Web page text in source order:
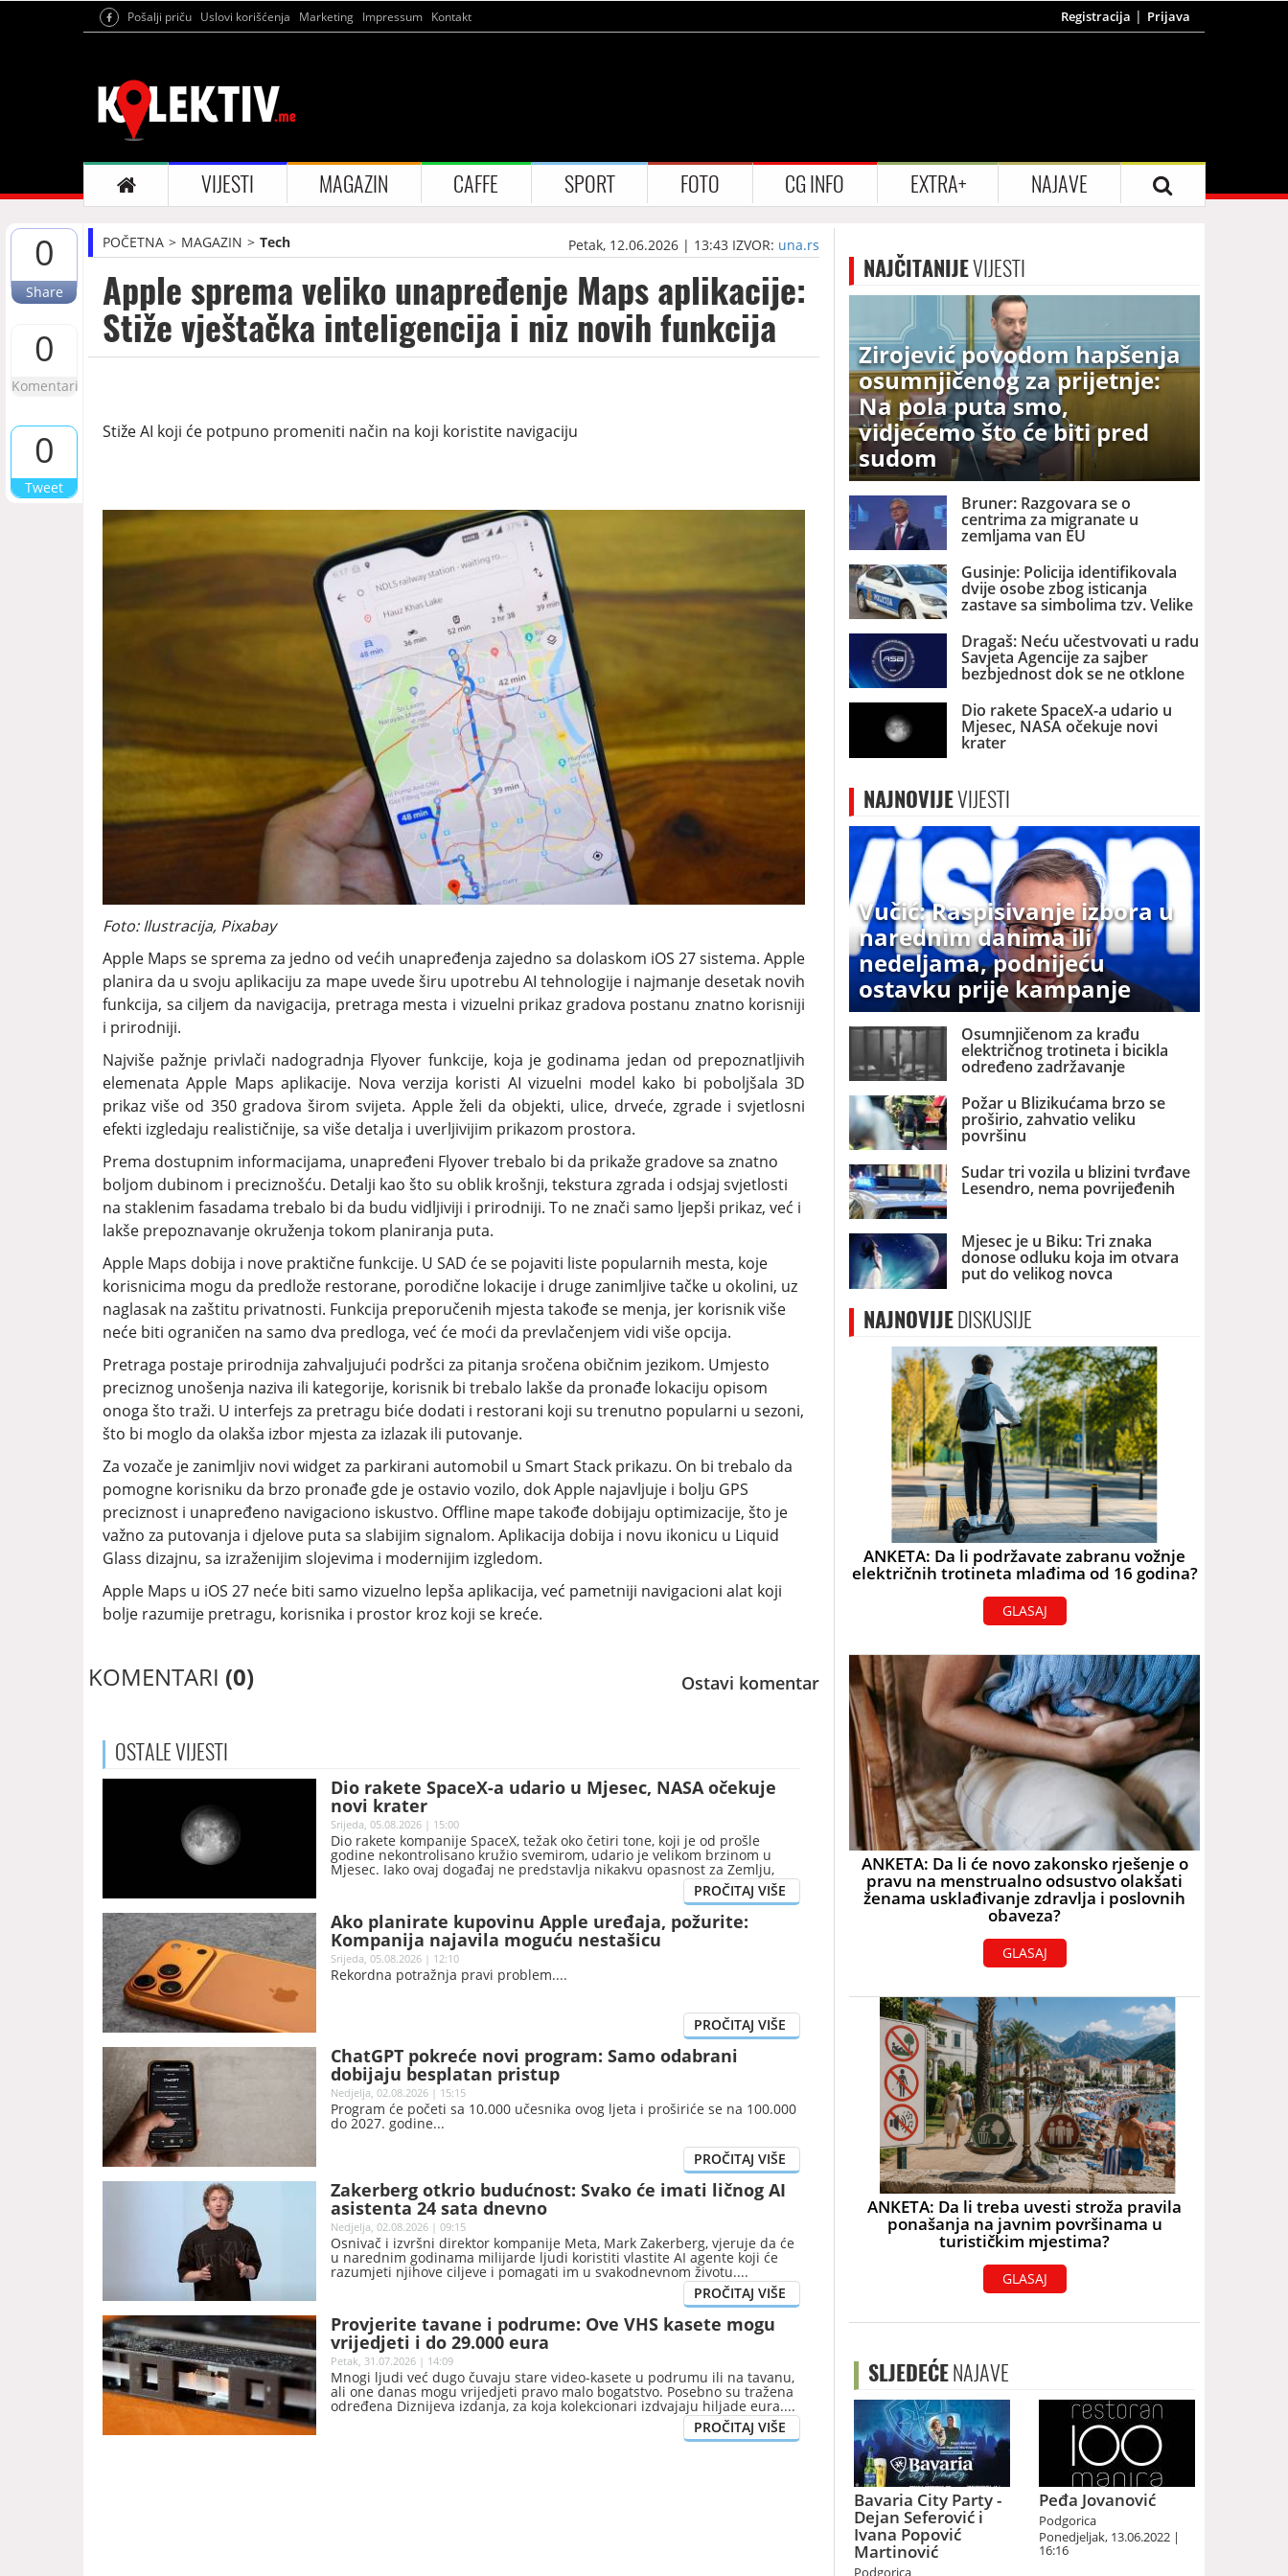
Pošalji priču Uslovi korišćenja Marketing Impressum Kontakt Registracija Prijava
VIJESTI MAGAZIN CAFFE SPORT FOTO CG INFO EXTRA+ NAJAVE
0
Share
0
Komentari
0
Tweet
POČETNA MAGAZIN Tech Petak, 12.06.2026 | 13:43 IZVOR: una.rs
Apple sprema veliko unapređenje Maps aplikacije:
Stiže vještačka inteligencija i niz novih funkcija
Stiže AI koji će potpuno promeniti način na koji koristite navigaciju
Foto: Ilustracija, Pixabay
Apple Maps se sprema za jedno od većih unapređenja zajedno sa dolaskom iOS 27 sistema. Apple
planira da u svoju aplikaciju za mape uvede širu upotrebu AI tehnologije i najmanje desetak novih
funkcija, sa ciljem da navigacija, pretraga mesta i vizuelni prikaz gradova postanu znatno korisniji
i prirodniji.
Najviše pažnje privlači nadogradnja Flyover funkcije, koja je godinama jedan od prepoznatljivih
elemenata Apple Maps aplikacije. Nova verzija koristi AI vizuelni model kako bi poboljšala 3D
prikaz više od 350 gradova širom svijeta. Apple želi da objekti, ulice, drveće, zgrade i svjetlosni
efekti izgledaju realističnije, sa više detalja i uverljivijim prikazom prostora.
Prema dostupnim informacijama, unapređeni Flyover trebalo bi da prikaže gradove sa znatno
boljom dubinom i preciznošću. Detalji kao što su oblik krošnji, tekstura zgrada i odsjaj svjetlosti
na staklenim fasadama trebalo bi da budu vidljiviji i prirodniji. To ne znači samo ljepši prikaz, već i
lakše prepoznavanje okruženja tokom planiranja puta.
Apple Maps dobija i nove praktične funkcije. U SAD će se pojaviti liste popularnih mesta, koje
korisnicima mogu da predlože restorane, porodične lokacije i druge zanimljive tačke u okolini, uz
naglasak na zaštitu privatnosti. Funkcija preporučenih mjesta takođe se menja, jer korisnik više
neće biti ograničen na samo dva predloga, već će moći da prevlačenjem vidi više opcija.
Pretraga postaje prirodnija zahvaljujući podršci za pitanja sročena običnim jezikom. Umjesto
preciznog unošenja naziva ili kategorije, korisnik bi trebalo lakše da pronađe lokaciju opisom
onoga što traži. U interfejs za pretragu biće dodati i restorani koji su trenutno popularni u sezoni,
što bi moglo da olakša izbor mjesta za izlazak ili putovanje.
Za vozače je zanimljiv novi widget za parkirani automobil u Smart Stack prikazu. On bi trebalo da
pomogne korisniku da brzo pronađe gde je ostavio vozilo, dok Apple najavljuje i bolju GPS
preciznost i unapređeno navigaciono iskustvo. Offline mape takođe dobijaju optimizacije, što je
važno za putovanja i djelove puta sa slabijim signalom. Aplikacija dobija i novu ikonicu u Liquid
Glass dizajnu, sa izraženijim slojevima i modernijim izgledom.
Apple Maps u iOS 27 neće biti samo vizuelno lepša aplikacija, već pametniji navigacioni alat koji
bolje razumije pretragu, korisnika i prostor kroz koji se kreće.
KOMENTARI (0) Ostavi komentar
OSTALEVIJESTI
Dio rakete SpaceX-a udario u Mjesec, NASA očekuje
novi krater
Srijeda, 05.08.2026 | 15:00
Dio rakete kompanije SpaceX, težak oko četiri tone, koji je od prošle
godine nekontrolisano kružio svemirom, udario je velikom brzinom u
Mjesec. Iako ovaj događaj ne predstavlja nikakvu opasnost za Zemlju,
naučnici očekuju da je na površini Zemljinog prirodnog satelita nastao
Ako planirate kupovinu Apple uređaja, požurite:
Kompanija najavila moguću nestašicu
Srijeda, 05.08.2026 | 12:10
Rekordna potražnja pravi problem.
ChatGPT pokreće novi program: Samo odabrani
dobijaju besplatan pristup
Nedjelja, 02.08.2026 | 15:15
Program će početi sa 10.000 učesnika ovog ljeta i proširiće se na 100.000
do 2027. godine
Zakerberg otkrio budućnost: Svako će imati ličnog AI
asistenta 24 sata dnevno
Nedjelja, 02.08.2026 | 09:15
Osnivač i izvršni direktor kompanije Meta, Mark Zakerberg, vjeruje da će
u narednim godinama milijarde ljudi koristiti vlastite AI agente koji će
razumjeti njihove ciljeve i pomagati im u svakodnevnom životu.
Provjerite tavane i podrume: Ove VHS kasete mogu
vrijedjeti i do 29.000 eura
Petak, 31.07.2026 | 14:09
Mnogi ljudi već dugo čuvaju stare video-kasete u podrumu ili na tavanu,
ali one danas mogu vrijedjeti pravo malo bogatstvo. Posebno su tražena
određena Diznijeva izdanja, za koja kolekcionari izdvajaju hiljade eura.
NAJČITANIJEVIJESTI
Zirojević povodom hapšenja
osumnjičenog za prijetnje:
Na pola puta smo,
vidjećemo što će biti pred
sudom
Bruner: Razgovara se o
centrima za migranate u
zemljama van EU
Gusinje: Policija identifikovala
dvije osobe zbog isticanja
zastave sa simbolima tzv. Velike
Dragaš: Neću učestvovati u radu
Savjeta Agencije za sajber
bezbjednost dok se ne otklone
nezakonitosti
Dio rakete SpaceX-a udario u
Mjesec, NASA očekuje novi
krater
NAJNOVIJEVIJESTI
Vučić: Raspisivanje izbora u
narednim danima ili
nedeljama, podnijeću
ostavku prije kampanje
Osumnjičenom za krađu
električnog trotineta i bicikla
određeno zadržavanje
Požar u Blizikućama brzo se
proširio, zahvatio veliku
površinu
Sudar tri vozila u blizini tvrđave
Lesendro, nema povrijeđenih
Mjesec je u Biku: Tri znaka
donose odluku koja im otvara
put do velikog novca
NAJNOVIJEDISKUSIJE
ANKETA: Da li podržavate zabranu vožnje
električnih trotineta mlađima od 16 godina?
GLASAJ
ANKETA: Da li će novo zakonsko rješenje o
pravu na menstrualno odsustvo olakšati
ženama usklađivanje zdravlja i poslovnih
obaveza?
GLASAJ
ANKETA: Da li treba uvesti stroža pravila
ponašanja na javnim površinama u
turističkim mjestima?
GLASAJ
SLJEDEĆENAJAVE
Bavaria City Party -
Dejan Seferović i
Ivana Popović
Martinović
Podgorica
Peđa Jovanović
Podgorica
Ponedjeljak, 13.06.2022 |
16:16